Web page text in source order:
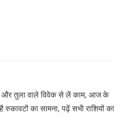
और तुला वाले विवेक से लें काम, आज के
रुकावटों का सामना, पढ़ें सभी राशियों का